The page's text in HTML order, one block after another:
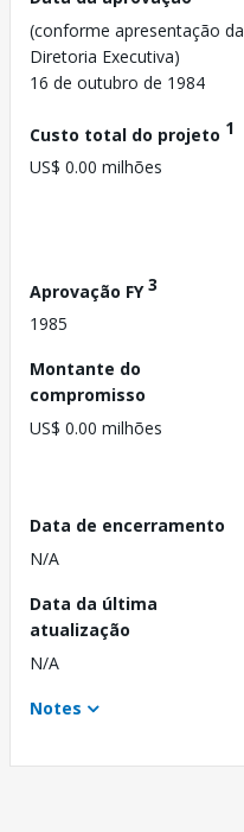
(conforme apresentação da
Diretoria Executiva)
16 de outubro de 1984
Custo total do projeto 1
US$ 0.00 milhões
Aprovação FY3
1985
Montante do
compromisso
US$ 0.00 milhões
Data de encerramento
N/A
Data da última
atualização
N/A
Notes